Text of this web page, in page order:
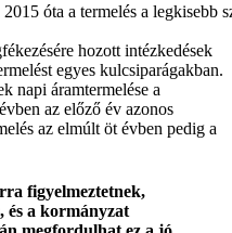
óta a termelés a
hozott intézkedések
egyes kulcsiparágakban.
napi áramtermelése a
az előző év azonos
az elmúlt öt évben pedig a
figyelmeztetnek,
és a kormányzat